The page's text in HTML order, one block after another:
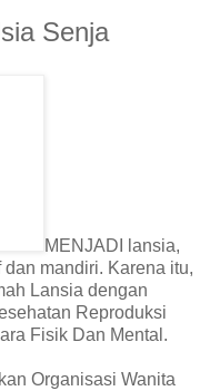
Senja
MENJADI lansia,
mandiri. Karena itu,
Lansia dengan
Reproduksi
Fisik Dan Mental.
Organisasi Wanita